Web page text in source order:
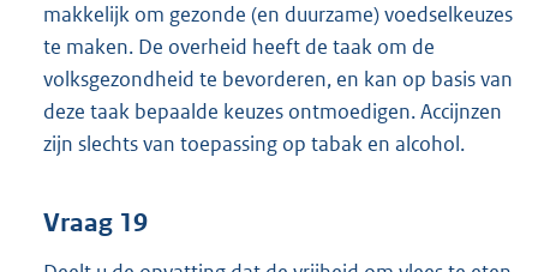
makkelijk om gezonde (en duurzame) voedselkeuzes
te maken. De overheid heeft de taak om de
volksgezondheid te bevorderen, en kan op basis van
deze taak bepaalde keuzes ontmoedigen. Accijnzen
zijn slechts van toepassing op tabak en alcohol.
Vraag 19